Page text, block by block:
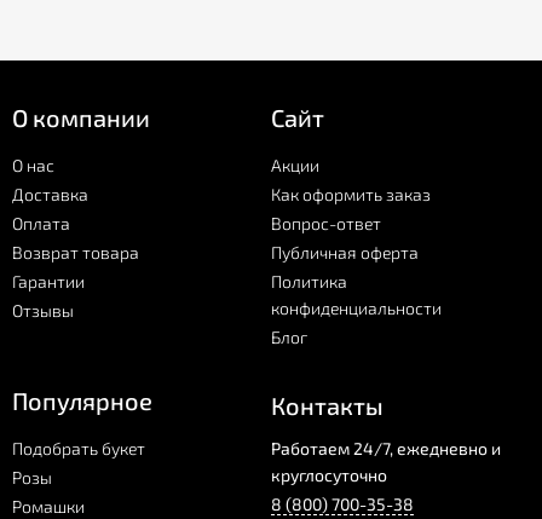
О компании
О нас
Доставка
Оплата
Возврат товара
Гарантии
Отзывы
Сайт
Акции
Как оформить заказ
Вопрос-ответ
Публичная оферта
Политика
конфиденциальности
Блог
Популярное
Подобрать букет
Розы
Ромашки
Контакты
Работаем 24/7, ежедневно и
круглосуточно
8 (800) 700-35-38